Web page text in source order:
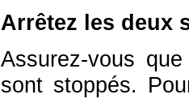
Arrêtez les deux
Assurez-vous
sont stoppés.